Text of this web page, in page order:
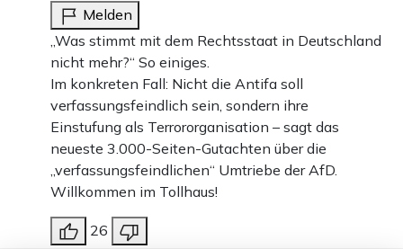
Melden
„Was stimmt mit dem Rechtsstaat in Deutschland
nicht mehr?“ So einiges.
Im konkreten Fall: Nicht die Antifa soll
verfassungsfeindlich sein, sondern ihre
Einstufung als Terrororganisation – sagt das
neueste 3.000-Seiten-Gutachten über die
„verfassungsfeindlichen“ Umtriebe der AfD.
Willkommen im Tollhaus!
26